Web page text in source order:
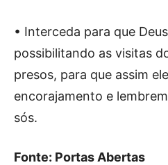
• Interceda para que
possibilitando as visitas
presos, para que assim
encorajamento e
sós.
Fonte: Portas Abertas